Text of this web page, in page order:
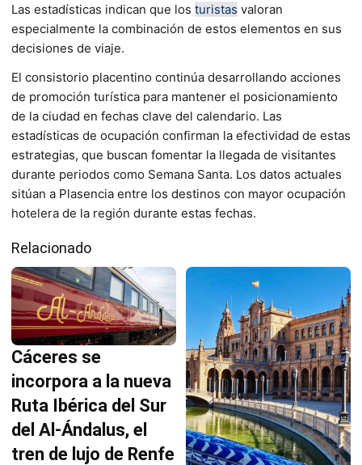
Las estadísticas indican que los turistas valoran
especialmente la combinación de estos elementos en sus
decisiones de viaje.
El consistorio placentino continúa desarrollando acciones
de promoción turística para mantener el posicionamiento
de la ciudad en fechas clave del calendario. Las
estadísticas de ocupación confirman la efectividad de estas
estrategias, que buscan fomentar la llegada de visitantes
durante periodos como Semana Santa. Los datos actuales
sitúan a Plasencia entre los destinos con mayor ocupación
hotelera de la región durante estas fechas.
Relacionado
Cáceres se
incorpora a la nueva
Ruta Ibérica del Sur
del Al-Ándalus, el
tren de lujo de Renfe